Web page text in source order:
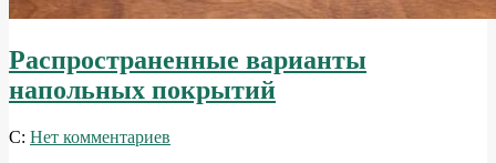
Распространенные варианты
напольных покрытий
2014-
С: Нет комментариев